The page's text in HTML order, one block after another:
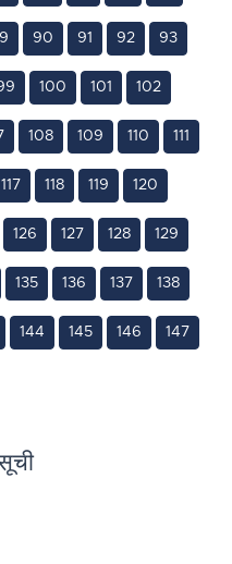
90 91 92 93
100 101 102
108 109 110 111
117 118 119 120
126 127 128 129
135 136 137 138
144 145 146 147